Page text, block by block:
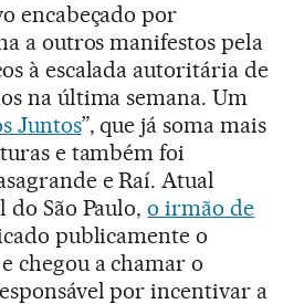
encabeçado por
a outros manifestos pela
à escalada autoritária de
na última semana. Um
Juntos”, que já soma mais
e também foi
e Raí. Atual
São Paulo,o irmão de
publicamente o
chegou a chamar o
por incentivar a